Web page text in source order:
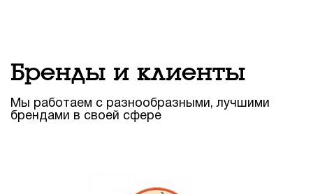
Бренды и клиенты
Мы работаем с разнообразными, лучшими
брендами в своей сфере